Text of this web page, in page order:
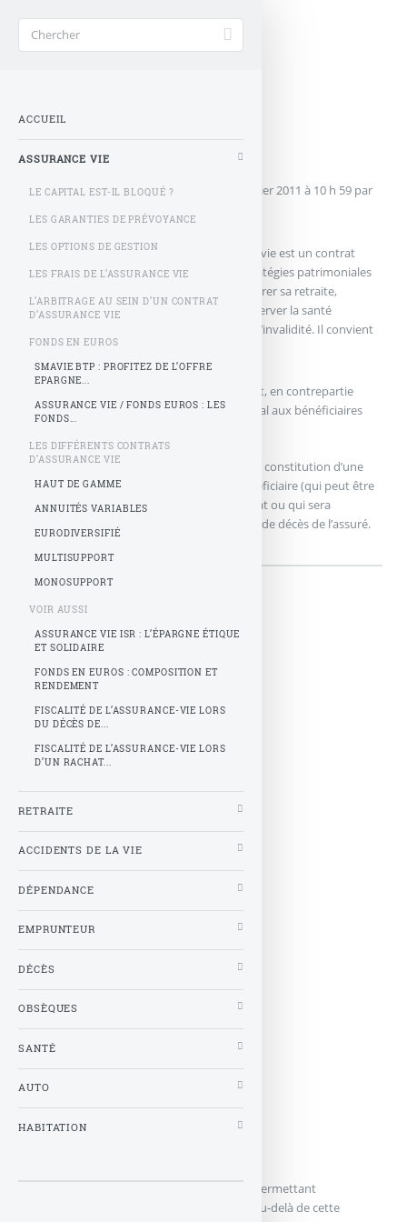
Dernière mise à jour effectuée le jeudi 3 février 2011 à 10 h 59par
Placement préféré des Français, l’assurance-vie est un contrat
avantageux et adapté à de nombreuses stratégies patrimoniales
telles que se constituer une épargne, améliorer sa retraite,
transmettre son patrimoine ou encore préserver la santé
financière de sa famille en cas de décès ou d’invalidité. Il convient
néanmoins de faire la distinction entre :
: qui permet, en contrepartie
d’une cotisation, le versement d’un capital aux bénéficiaires
L’assurance en cas de vie
: qui permet la constitution d’une
épargne qui sera récupérable par le bénéficiaire (qui peut être
aussi le souscripteur) au terme du contrat ou qui sera
transmise à la personne désignée en cas de décès de l’assuré.
Assurance vie
L’assurance vie est un contrat à durée fixe permettant
l’exonération fiscale dès 8 ans d’existence. Au-delà de cette
ACCUEIL
ASSURANCE VIE
LE CAPITAL EST-IL BLOQUÉ ?
LES GARANTIES DE PRÉVOYANCE
LES OPTIONS DE GESTION
LES FRAIS DE L’ASSURANCE VIE
L’ARBITRAGE AU SEIN D’UN CONTRAT
D’ASSURANCE VIE
FONDS EN EUROS
SMAVIE BTP : PROFITEZ DE L’OFFRE
EPARGNE...
ASSURANCE VIE / FONDS EUROS : LES
FONDS...
LES DIFFÉRENTS CONTRATS
D’ASSURANCE VIE
HAUT DE GAMME
ANNUITÉS VARIABLES
EURODIVERSIFIÉ
MULTISUPPORT
MONOSUPPORT
VOIR AUSSI
ASSURANCE VIE ISR : L’ÉPARGNE ÉTIQUE
ET SOLIDAIRE
FONDS EN EUROS : COMPOSITION ET
RENDEMENT
FISCALITÉ DE L’ASSURANCE-VIE LORS
DU DÉCÈS DE...
FISCALITÉ DE L’ASSURANCE-VIE LORS
D’UN RACHAT...
RETRAITE
ACCIDENTS DE LA VIE
DÉPENDANCE
EMPRUNTEUR
DÉCÈS
OBSÈQUES
SANTÉ
AUTO
HABITATION